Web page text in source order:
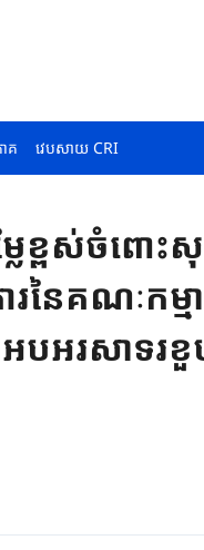
គ វេបសាយ CRI
ៃខ្ពស់ចំពោះ
នៃគណៈកម្ម
អរសាទរខួប